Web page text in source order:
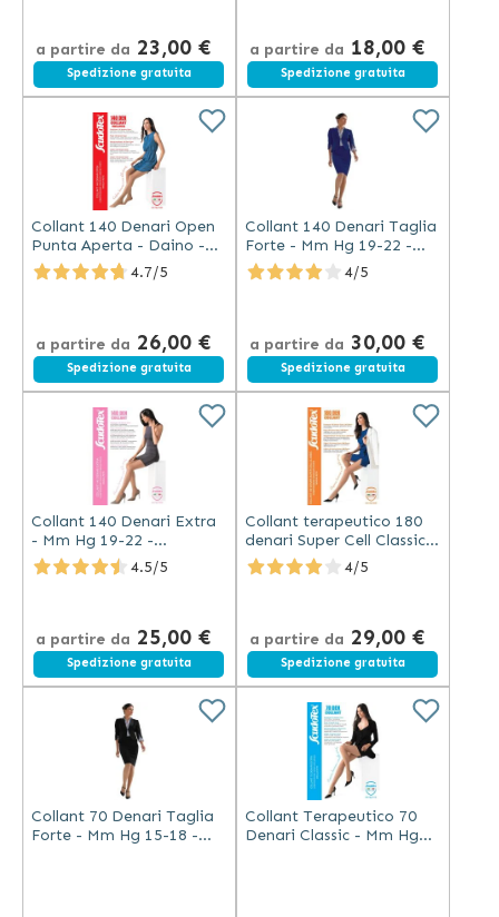
a partire da 23,00 €
Spedizione gratuita
a partire da 18,00 €
Spedizione gratuita
Collant 140 Denari Open
Punta Aperta - Daino -
Scudotex
4.7/5
a partire da 26,00 €
Spedizione gratuita
Collant 140 Denari Taglia
Forte - Mm Hg 19-22 -
Scudotex (Codice 499)
4/5
a partire da 30,00 €
Spedizione gratuita
Collant 140 Denari Extra
- Mm Hg 19-22 -
Scudotex - Clearesse
(Codice 490)
4.5/5
a partire da 25,00 €
Spedizione gratuita
Collant terapeutico 180
denari Super Cell Classic -
mm Hg 23-26 - Scudotex
(cod. 835)
4/5
a partire da 29,00 €
Spedizione gratuita
Collant 70 Denari Taglia
Forte - Mm Hg 15-18 -
Collant Terapeutico 70
Denari Classic - Mm Hg